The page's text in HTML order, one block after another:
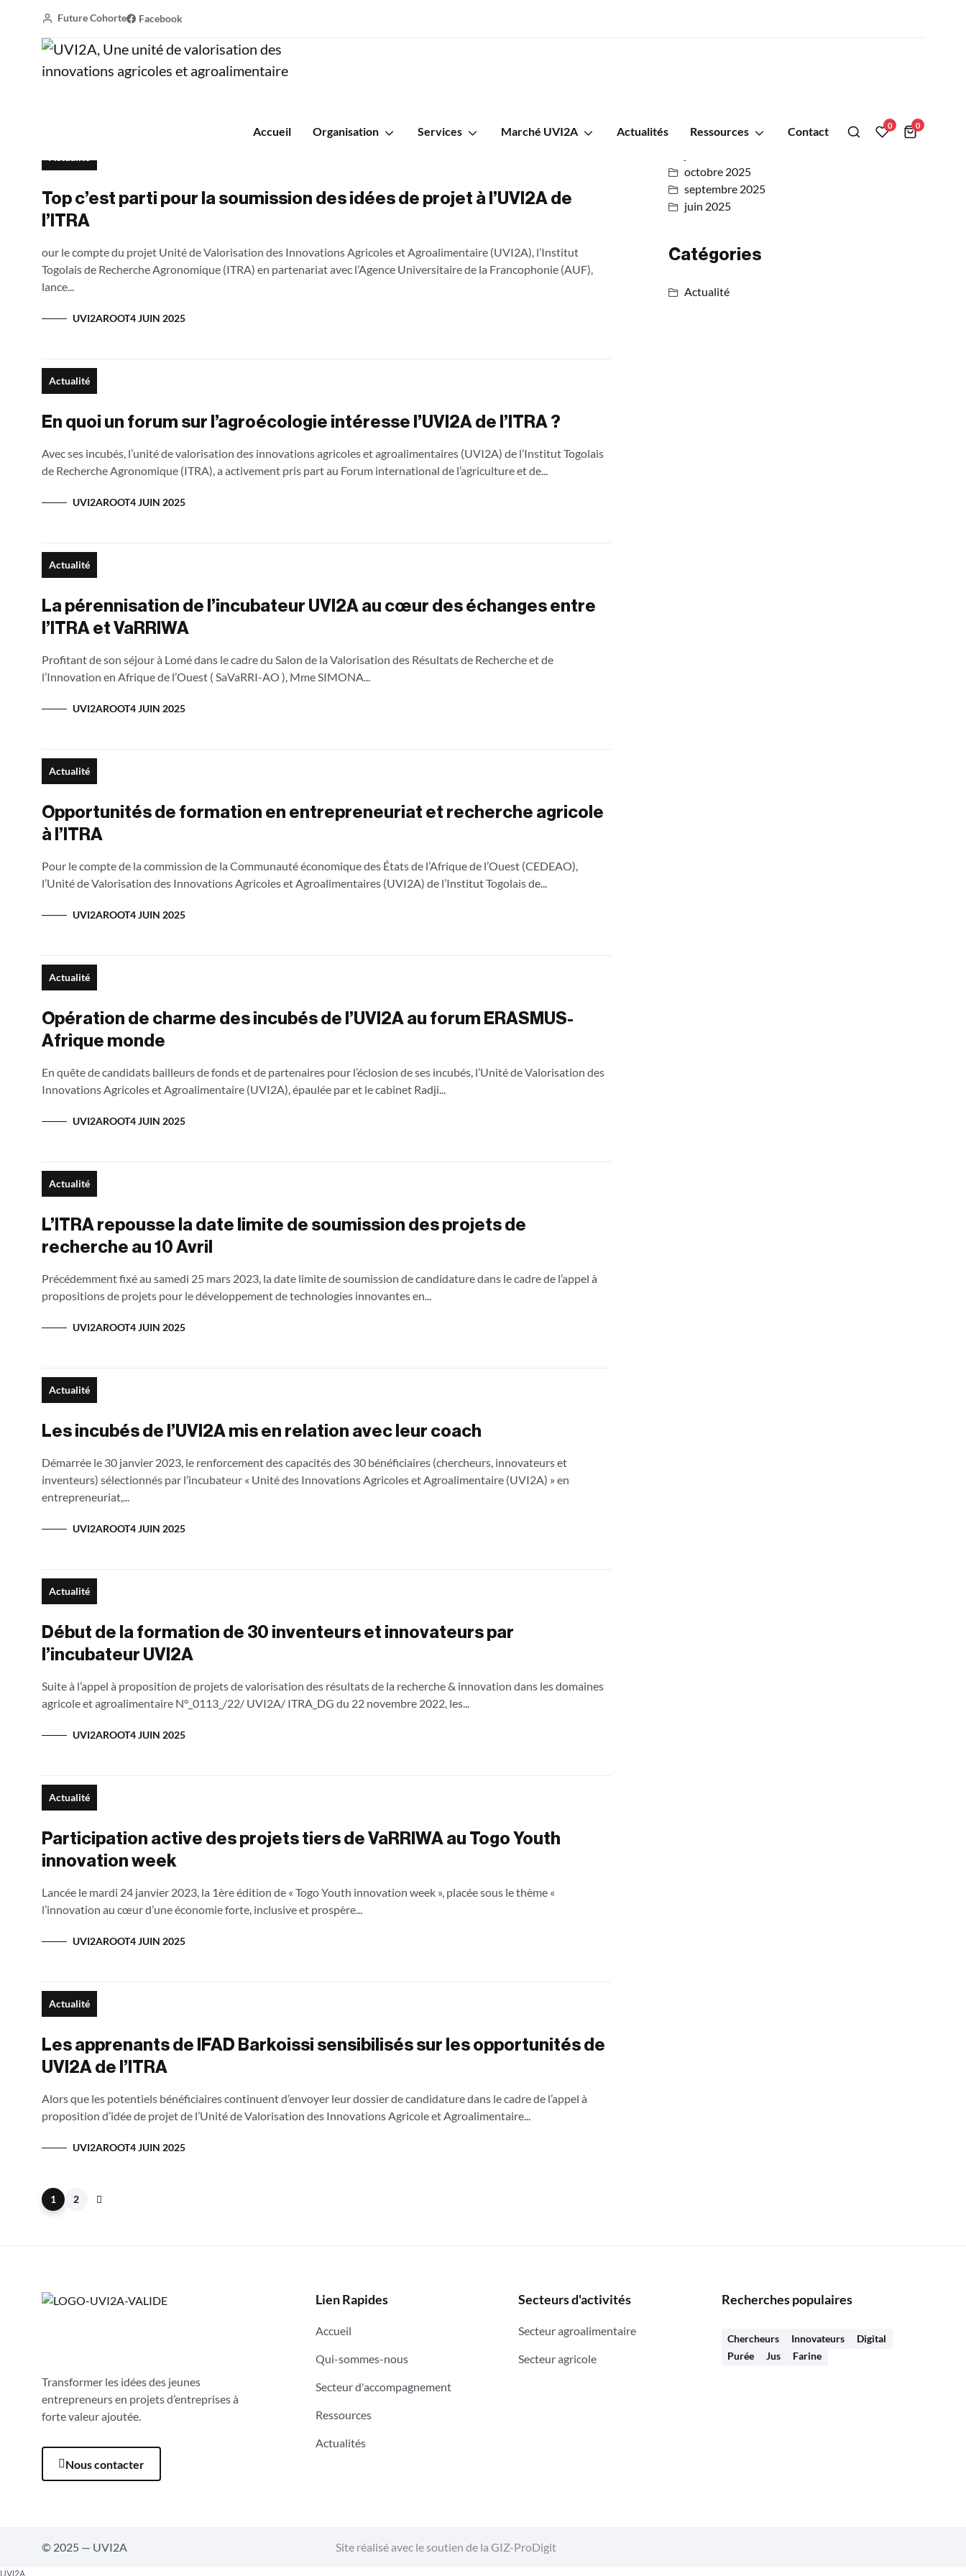
Future Cohorte Facebook
Accueil Organisation Services Marché UVI2A Actualités Ressources Contact 0 0
juin 2025
Top c’est parti pour la soumission des idées de projet à l’UVI2A de
l’ITRA
our le compte du projet Unité de Valorisation des Innovations Agricoles et Agroalimentaire (UVI2A), l’Institut
Togolais de Recherche Agronomique (ITRA) en partenariat avec l’Agence Universitaire de la Francophonie (AUF),
lance...
UVI2AROOT4 JUIN 2025
Actualité
En quoi un forum sur l’agroécologie intéresse l’UVI2A de l’ITRA ?
Avec ses incubés, l’unité de valorisation des innovations agricoles et agroalimentaires (UVI2A) de l’Institut Togolais
de Recherche Agronomique (ITRA), a activement pris part au Forum international de l’agriculture et de...
UVI2AROOT4 JUIN 2025
Actualité
La pérennisation de l’incubateur UVI2A au cœur des échanges entre
l’ITRA et VaRRIWA
Profitant de son séjour à Lomé dans le cadre du Salon de la Valorisation des Résultats de Recherche et de
l’Innovation en Afrique de l’Ouest ( SaVaRRI-AO ), Mme SIMONA...
UVI2AROOT4 JUIN 2025
Actualité
Opportunités de formation en entrepreneuriat et recherche agricole
à l’ITRA
Pour le compte de la commission de la Communauté économique des États de l’Afrique de l’Ouest (CEDEAO),
l’Unité de Valorisation des Innovations Agricoles et Agroalimentaires (UVI2A) de l’Institut Togolais de...
UVI2AROOT4 JUIN 2025
Actualité
Opération de charme des incubés de l’UVI2A au forum ERASMUS-
Afrique monde
En quête de candidats bailleurs de fonds et de partenaires pour l’éclosion de ses incubés, l’Unité de Valorisation des
Innovations Agricoles et Agroalimentaire (UVI2A), épaulée par et le cabinet Radji...
UVI2AROOT4 JUIN 2025
Actualité
L’ITRA repousse la date limite de soumission des projets de
recherche au 10 Avril
Précédemment fixé au samedi 25 mars 2023, la date limite de soumission de candidature dans le cadre de l’appel à
propositions de projets pour le développement de technologies innovantes en...
UVI2AROOT4 JUIN 2025
Actualité
Les incubés de l’UVI2A mis en relation avec leur coach
Démarrée le 30 janvier 2023, le renforcement des capacités des 30 bénéficiaires (chercheurs, innovateurs et
inventeurs) sélectionnés par l’incubateur « Unité des Innovations Agricoles et Agroalimentaire (UVI2A) » en
entrepreneuriat,...
UVI2AROOT4 JUIN 2025
Actualité
Début de la formation de 30 inventeurs et innovateurs par
l’incubateur UVI2A
Suite à l’appel à proposition de projets de valorisation des résultats de la recherche & innovation dans les domaines
agricole et agroalimentaire N°_0113_/22/ UVI2A/ ITRA_DG du 22 novembre 2022, les...
UVI2AROOT4 JUIN 2025
Actualité
Participation active des projets tiers de VaRRIWA au Togo Youth
innovation week
Lancée le mardi 24 janvier 2023, la 1ère édition de « Togo Youth innovation week », placée sous le thème «
l’innovation au cœur d’une économie forte, inclusive et prospère...
UVI2AROOT4 JUIN 2025
Actualité
Les apprenants de IFAD Barkoissi sensibilisés sur les opportunités de
UVI2A de l’ITRA
Alors que les potentiels bénéficiaires continuent d’envoyer leur dossier de candidature dans le cadre de l’appel à
proposition d’idée de projet de l’Unité de Valorisation des Innovations Agricole et Agroalimentaire...
UVI2AROOT4 JUIN 2025
1 2
octobre 2025
septembre 2025
juin 2025
Catégories
Actualité
Transformer les idées des jeunes
entrepreneurs en projets d’entreprises à
forte valeur ajoutée.
Nous contacter
Lien Rapides
Accueil
Qui-sommes-nous
Secteur d'accompagnement
Ressources
Actualités
Secteurs d'activités
Secteur agroalimentaire
Secteur agricole
Recherches populaires
Chercheurs Innovateurs
Digital
Purée
Jus Farine
© 2025 — UVI2A Site réalisé avec le soutien de la GIZ-ProDigit
UVI2A